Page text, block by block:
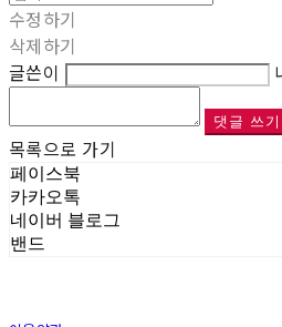
수정하기
삭제하기
글쓴이
댓글 쓰기
목록으로 가기
페이스북
카카오톡
네이버 블로그
밴드